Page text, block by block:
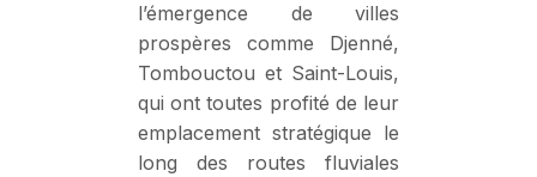
l’émergence de villes
prospères comme Djenné,
Tombouctou et Saint-Louis,
qui ont toutes profité de leur
emplacement stratégique le
long des routes fluviales